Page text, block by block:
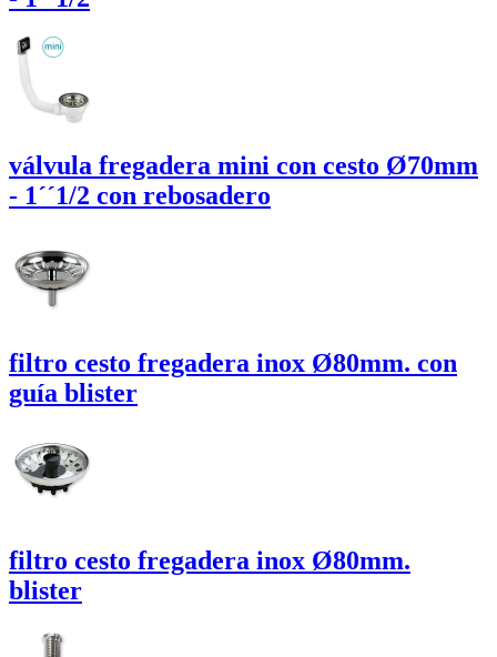
válvula fregadera mini con cesto Ø70mm
- 1´´1/2 con rebosadero
filtro cesto fregadera inox Ø80mm. con
guía blister
filtro cesto fregadera inox Ø80mm.
blister